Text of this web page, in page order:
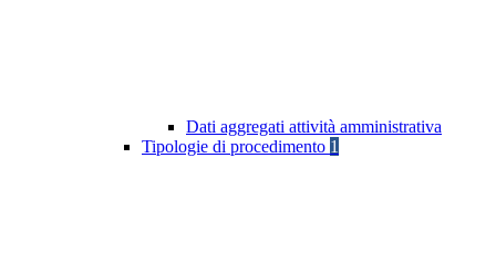
Dati aggregati attività amministrativa
Tipologie di procedimento 1